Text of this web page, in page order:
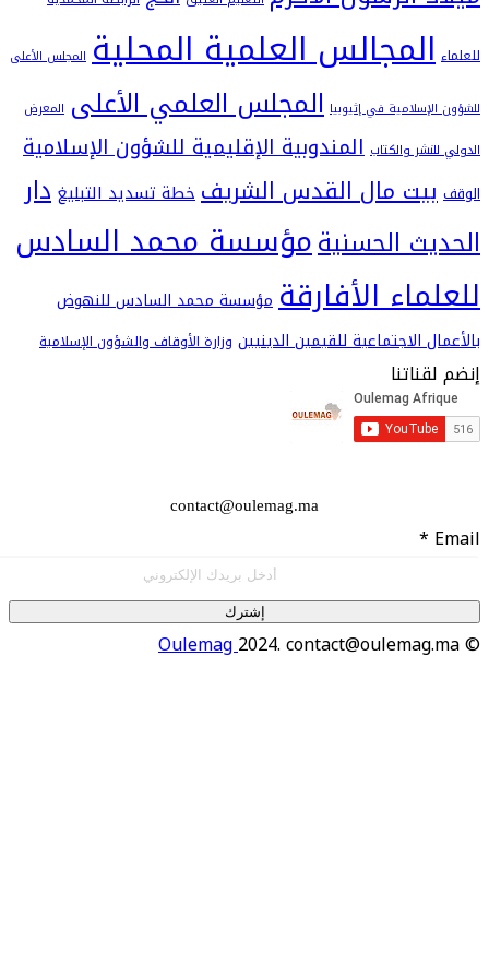
العلمية المحلية المجلس الأعلى
في إثيوبيا المجلس العلمي الأعلى المعرض
والكتاب المندوبية الإقليمية للشؤون الإسلامية
مال القدس الشريفخطة تسديد التبليغدار
الحسنيةمؤسسة محمد السادس
الأفارقةمؤسسة محمد السادس للنهوض
الاجتماعية للقيمين الدينيين وزارة الأوقاف والشؤون الإسلامية
contact@oulemag.ma
Oulemag2024.